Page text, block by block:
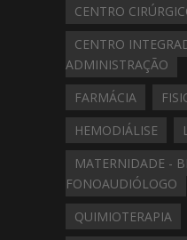
CENTRO
CENTRO
ADMINISTRAÇÃO
FARMÁCIA
HEMODIÁLISE
MATERNIDADE -
FONOAUDIÓLOGO
QUIMIOTERAPIA